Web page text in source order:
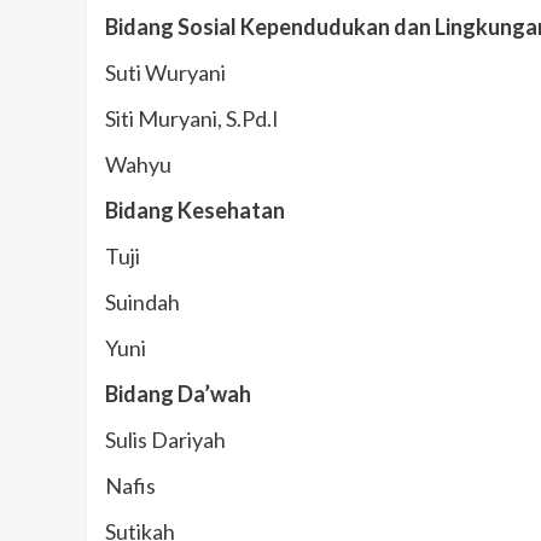
Bidang Sosial Kependudukan dan
Suti Wuryani
Siti Muryani, S.Pd.I
Wahyu
Bidang Kesehatan
Tuji
Suindah
Yuni
Bidang Da’wah
Sulis Dariyah
Nafis
Sutikah